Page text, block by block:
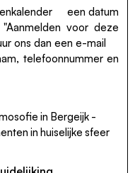
een datum
voor deze
ons dan een e-mail
telefoonnummer en